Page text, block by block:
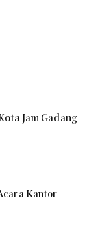
Jam Gadang
Kantor